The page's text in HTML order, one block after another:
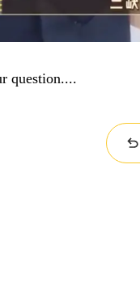
question...